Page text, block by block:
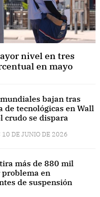
nivel en tres
en mayo
bajan tras
de tecnológicas en Wall
crudo se dispara
10 DE JUNIO DE 2026
más de 880 mil
en
de suspensión